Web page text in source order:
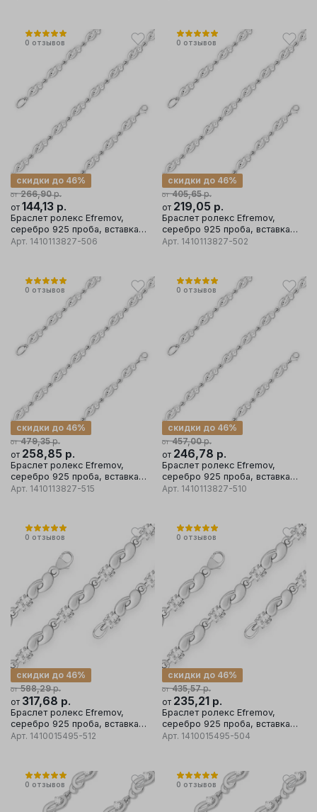
0 отзывов
от 266,90р.
скидки до 46%
от 144,13 р.
Браслет ролекс Efremov,
серебро 925 проба, вставка
фианит
Арт. 1410113827-506
0 отзывов
от 405,65р.
скидки до 46%
от 219,05 р.
Браслет ролекс Efremov,
серебро 925 проба, вставка
фианит
Арт. 1410113827-502
0 отзывов
от 479,35р.
скидки до 46%
от 258,85 р.
Браслет ролекс Efremov,
серебро 925 проба, вставка
фианит
Арт. 1410113827-515
0 отзывов
от 457,00р.
скидки до 46%
от 246,78 р.
Браслет ролекс Efremov,
серебро 925 проба, вставка
фианит
Арт. 1410113827-510
0 отзывов
от 588,29р.
скидки до 46%
от 317,68 р.
Браслет ролекс Efremov,
серебро 925 проба, вставка
фианит
Арт. 1410015495-512
0 отзывов
от 435,57р.
скидки до 46%
от 235,21 р.
Браслет ролекс Efremov,
серебро 925 проба, вставка
фианит
Арт. 1410015495-504
0 отзывов 0 отзывов